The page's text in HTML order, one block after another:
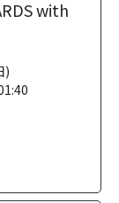
with
)